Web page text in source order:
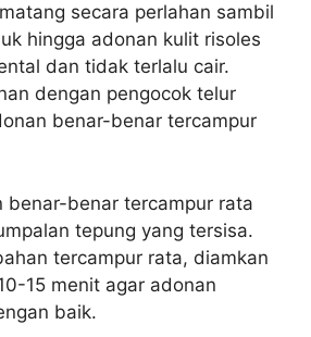
secara perlahan sambil
hingga adonan kulit risoles
dan tidak terlalu cair.
dengan pengocok telur
benar-benar tercampur
benar-benar tercampur rata
tepung yang tersisa.
tercampur rata, diamkan
15 menit agar adonan
baik.